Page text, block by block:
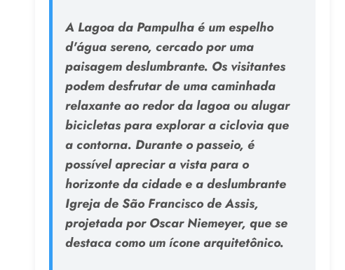
A Lagoa da Pampulha é um espelho
d'água sereno, cercado por uma
paisagem deslumbrante. Os visitantes
podem desfrutar de uma caminhada
relaxante ao redor da lagoa ou alugar
bicicletas para explorar a ciclovia que
a contorna. Durante o passeio, é
possível apreciar a vista para o
horizonte da cidade e a deslumbrante
Igreja de São Francisco de Assis,
projetada por Oscar Niemeyer, que se
destaca como um ícone arquitetônico.